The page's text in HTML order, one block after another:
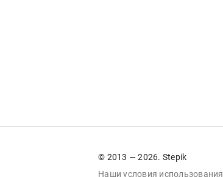
© 2013 — 2026. Stepik
Наши условия использования